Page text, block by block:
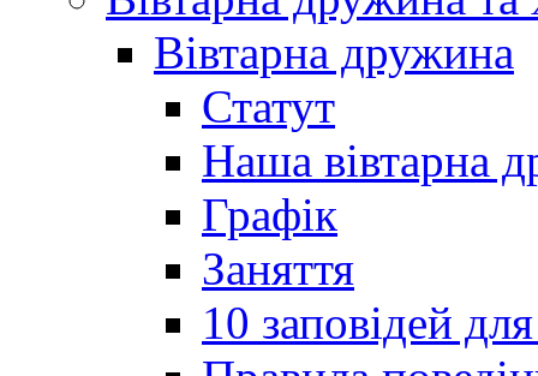
Вівтарна дружина
Статут
Наша вівтарна
Графік
Заняття
10 заповідей